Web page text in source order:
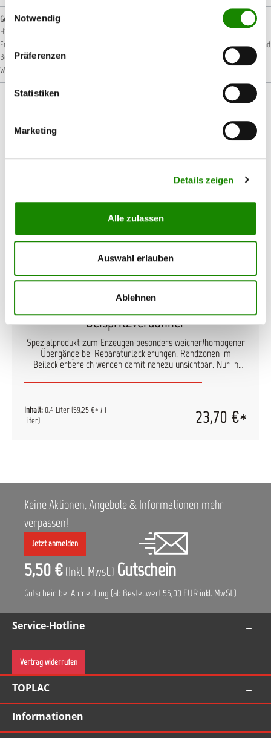
Einwilligungsauswahl
Notwendig
Präferenzen
Statistiken
Marketing
Details zeigen
Alle zulassen
Auswahl erlauben
Ablehnen
Gefahrenhinweise
H222: Extrem entzündbares Aerosol.
Erwärmung bersten.
H336: Kann Schläfrigkeit und
Benommenheit verursachen.
H412: Schädlich für Wasserorganismen, mit langfristiger
Wirkung.
Kwasny SprayMax UV-Blender /
Beispritzverdünner
Spezialprodukt zum Erzeugen besonders weicher/homogener
Übergänge bei Reparaturlackierungen. Randzonen im
Beilackierbereich werden damit nahezu unsichtbar. Nur in
und muss im Anschluss poliert werden. Der Untergrund der
mattiert werden. Weitere Verarbeitunghinweise finden Sie im
Inhalt: 0.4 Liter(59,25 €* / 1
Liter)
23,70 €*
Keine Aktionen, Angebote & Informationen mehr
verpassen!
Jetzt anmelden
5,50 € (Inkl. Mwst.) Gutschein
Gutschein bei Anmeldung (ab Bestellwert 55,00 EUR inkl. MwSt.)
Service-Hotline
Vertrag widerrufen
TOPLAC
Informationen